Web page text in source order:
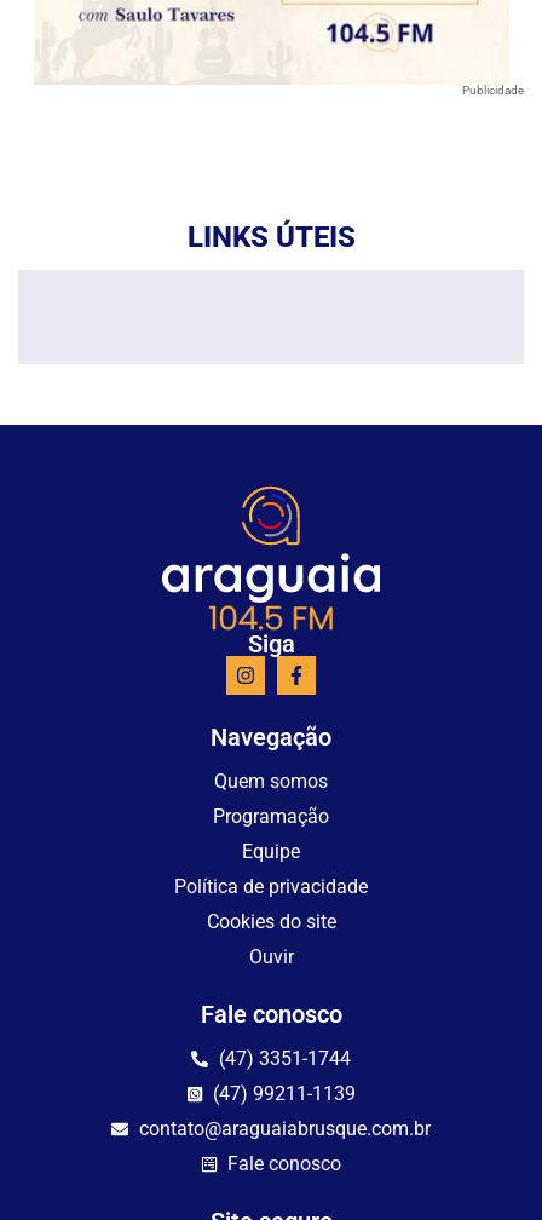
Publicidade
LINKS ÚTEIS
Siga
Navegação
Quem somos
Programação
Equipe
Política de privacidade
Cookies do site
Ouvir
Fale conosco
(47) 3351-1744
(47) 99211-1139
contato@araguaiabrusque.com.br
Fale conosco